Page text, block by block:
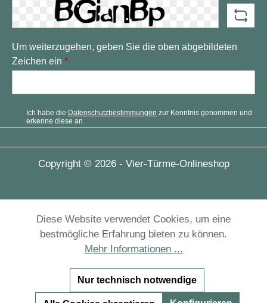
Um weiterzugehen, geben Sie die oben abgebildeten
Zeichen ein *
Ich habe die Datenschutzbestimmungen zur Kenntnis genommen und
erkenne diese an.
Copyright © 2026 - Vier-Türme-Onlineshop
Diese Website verwendet Cookies, um eine
bestmögliche Erfahrung bieten zu können.
Mehr Informationen ...
Nur technisch notwendige